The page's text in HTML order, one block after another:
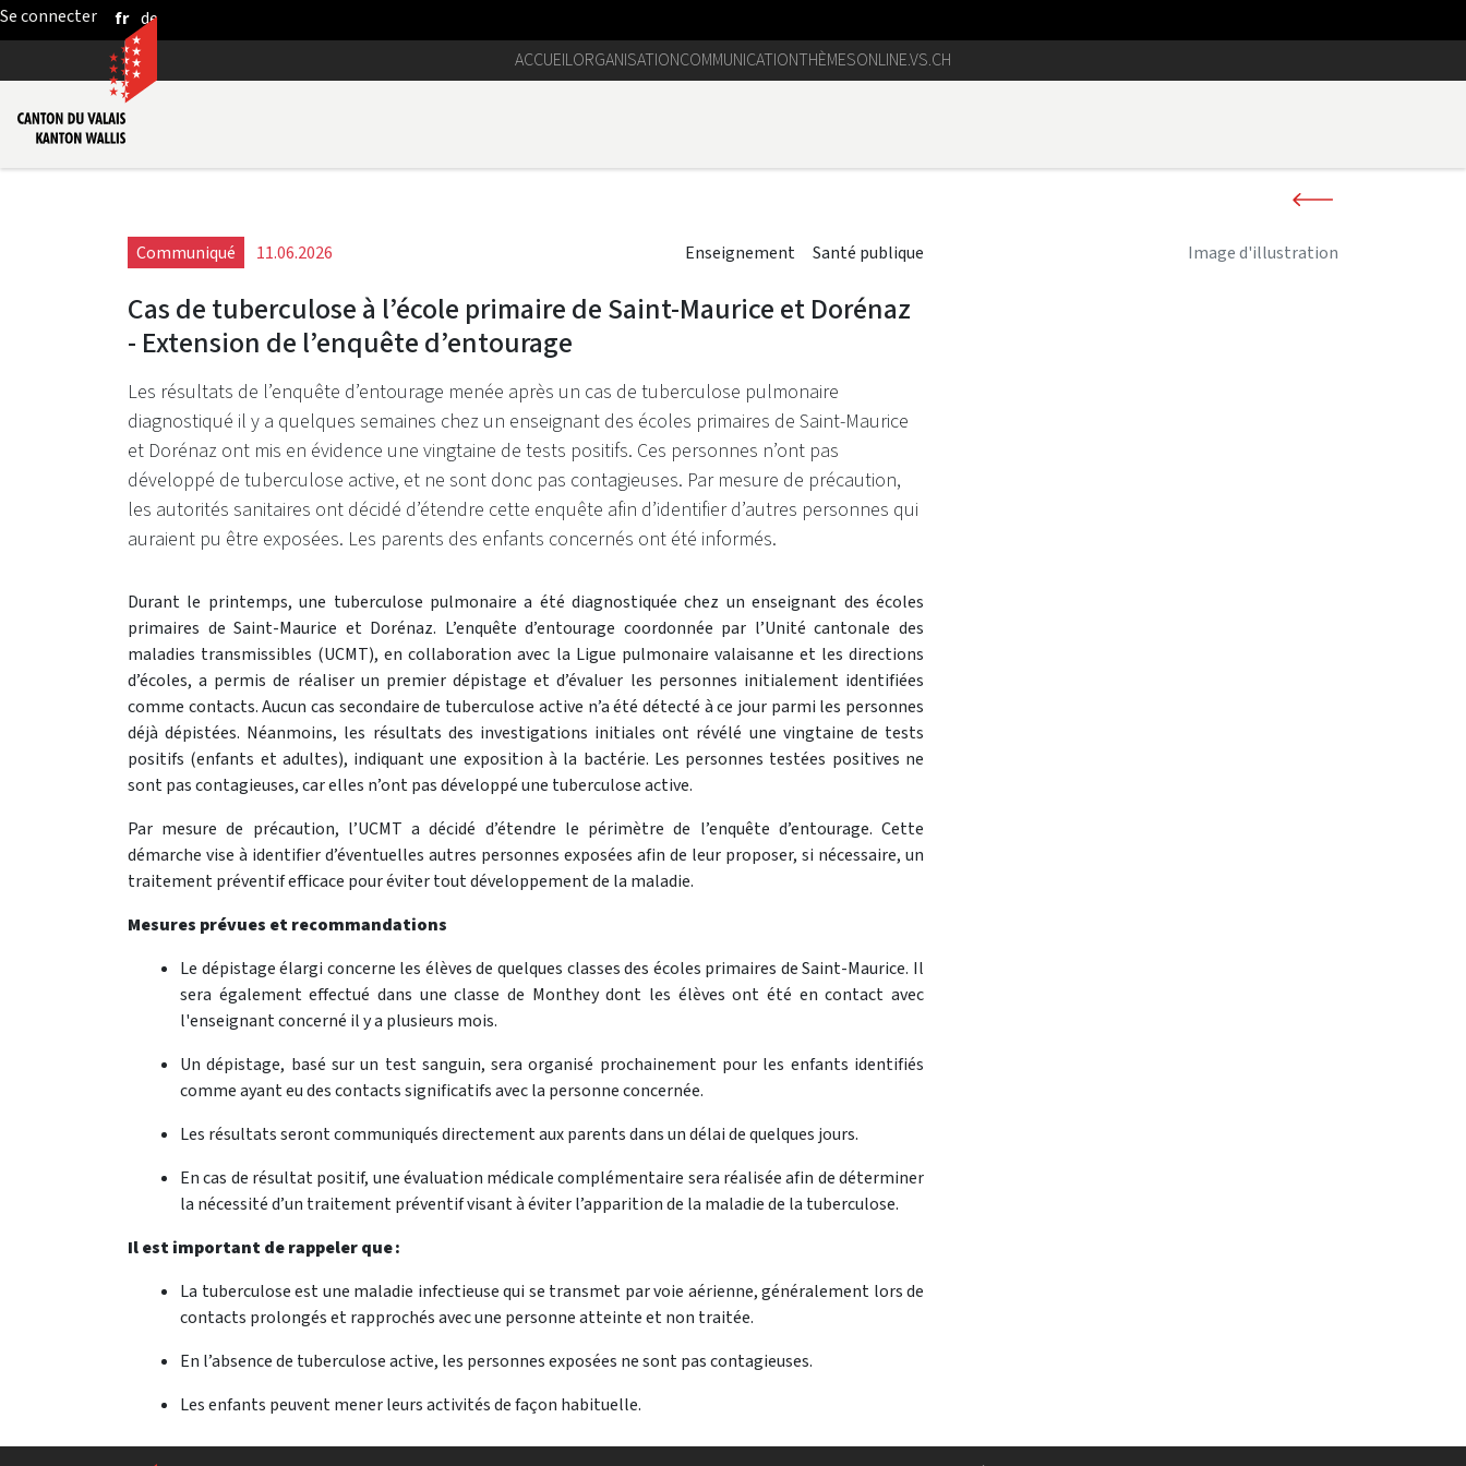
Saut au contenu principal
fr de
ACCUEILORGANISATIONCOMMUNICATIONTHÈMESONLINE.VS.CH
Communiqué 11.06.2026 Santé publique
Enseignement
Cas de tuberculose à l’école primaire de Saint-Maurice et Dorénaz
- Extension de l’enquête d’entourage
Les résultats de l’enquête d’entourage menée après un cas de tuberculose pulmonaire
diagnostiqué il y a quelques semaines chez un enseignant des écoles primaires de Saint-Maurice
et Dorénaz ont mis en évidence une vingtaine de tests positifs. Ces personnes n’ont pas
développé de tuberculose active, et ne sont donc pas contagieuses. Par mesure de précaution,
les autorités sanitaires ont décidé d’étendre cette enquête afin d’identifier d’autres personnes qui
auraient pu être exposées. Les parents des enfants concernés ont été informés.
Durant le printemps, une tuberculose pulmonaire a été diagnostiquée chez un enseignant des écoles
primaires de Saint-Maurice et Dorénaz. L’enquête d’entourage coordonnée par l’Unité cantonale des
maladies transmissibles (UCMT), en collaboration avec la Ligue pulmonaire valaisanne et les directions
d’écoles, a permis de réaliser un premier dépistage et d’évaluer les personnes initialement identifiées
comme contacts. Aucun cas secondaire de tuberculose active n’a été détecté à ce jour parmi les personnes
déjà dépistées. Néanmoins, les résultats des investigations initiales ont révélé une vingtaine de tests
positifs (enfants et adultes), indiquant une exposition à la bactérie. Les personnes testées positives ne
sont pas contagieuses, car elles n’ont pas développé une tuberculose active.
Par mesure de précaution, l’UCMT a décidé d’étendre le périmètre de l’enquête d’entourage. Cette
démarche vise à identifier d’éventuelles autres personnes exposées afin de leur proposer, si nécessaire, un
traitement préventif efficace pour éviter tout développement de la maladie.
Mesures prévues et recommandations
Le dépistage élargi concerne les élèves de quelques classes des écoles primaires de Saint-Maurice. Il
sera également effectué dans une classe de Monthey dont les élèves ont été en contact avec
l'enseignant concerné il y a plusieurs mois.
Un dépistage, basé sur un test sanguin, sera organisé prochainement pour les enfants identifiés
comme ayant eu des contacts significatifs avec la personne concernée.
Les résultats seront communiqués directement aux parents dans un délai de quelques jours.
En cas de résultat positif, une évaluation médicale complémentaire sera réalisée afin de déterminer
la nécessité d’un traitement préventif visant à éviter l’apparition de la maladie de la tuberculose.
Il est important de rappeler que :
La tuberculose est une maladie infectieuse qui se transmet par voie aérienne, généralement lors de
contacts prolongés et rapprochés avec une personne atteinte et non traitée.
En l’absence de tuberculose active, les personnes exposées ne sont pas contagieuses.
Les enfants peuvent mener leurs activités de façon habituelle.
Image d'illustration